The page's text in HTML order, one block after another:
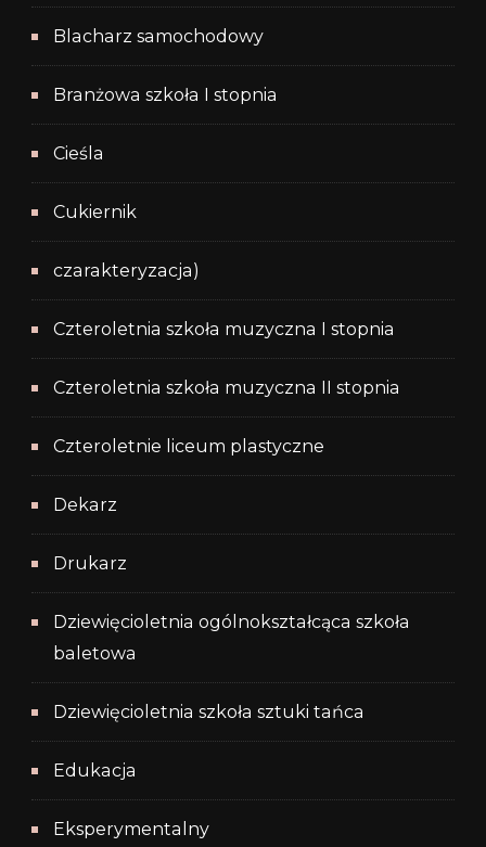
Blacharz samochodowy
Branżowa szkoła I stopnia
Cieśla
Cukiernik
czarakteryzacja)
Czteroletnia szkoła muzyczna I stopnia
Czteroletnia szkoła muzyczna II stopnia
Czteroletnie liceum plastyczne
Dekarz
Drukarz
Dziewięcioletnia ogólnokształcąca szkoła
baletowa
Dziewięcioletnia szkoła sztuki tańca
Edukacja
Eksperymentalny